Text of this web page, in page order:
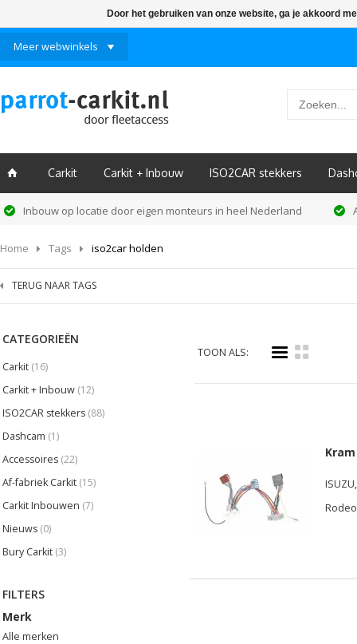
Meer webwinkels
ï Carkit Carkit + Inbouw ISO2CAR stekkers
Inbouw op locatie door eigen monteurs in heel Nederland
Home Tags iso2car holden
TERUG NAAR TAGS
CATEGORIEËN
Carkit (16)
Carkit + Inbouw (12)
ISO2CAR stekkers (88)
Dashcam (1)
Accessoires (22)
Af-fabriek Carkit (15)
Carkit Inbouwen (7)
Nieuws (0)
Bury Carkit (3)
FILTERS
Merk
Alle merken
TOON ALS: i k
Kram
Door het gebruiken van onze website, ga je akkoord